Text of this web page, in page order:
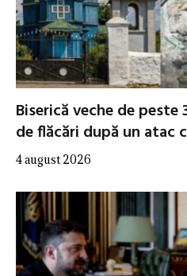
Biserică veche de
de flăcări după un atac
4 august 2026